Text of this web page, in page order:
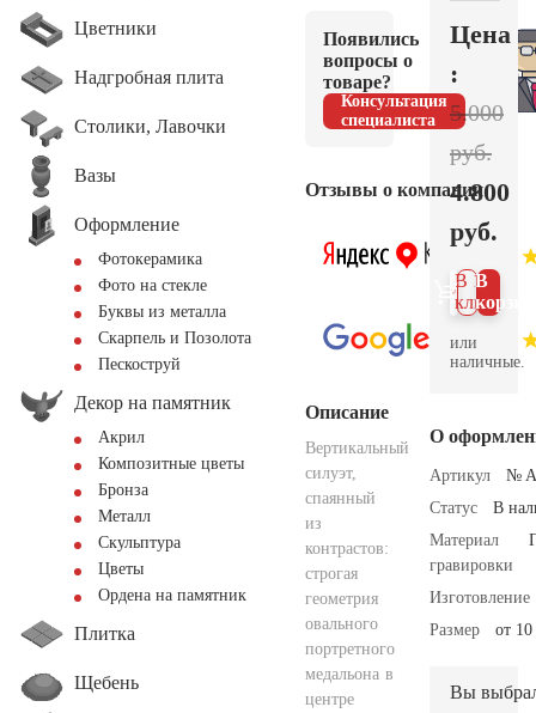
Цветники
Надгробная плита
Столики, Лавочки
Вазы
Оформление
Фотокерамика
Фото на стекле
Буквы из металла
Скарпель и Позолота
Пескоструй
Декор на памятник
Акрил
Композитные цветы
Бронза
Металл
Скульптура
Цветы
Ордена на памятник
Плитка
Щебень
Появились
вопросы о
товаре?
Консультация
специалиста
Отзывы о компании
Описание
Вертикальный
силуэт,
спаянный
из
контрастов:
строгая
геометрия
овального
портретного
медальона в
центре
Цена
:
5.000
руб.
4.800
руб.
В
В 1
клик
или
наличные.
О
Артикул
№
Статус
В
Материал
гравировки
Изготовление
Размер
от
Вы